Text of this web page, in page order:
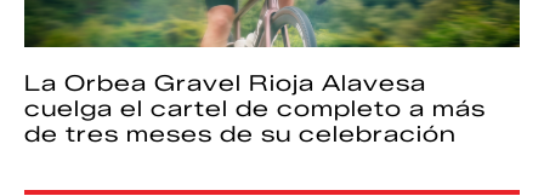
La Orbea Gravel Rioja Alavesa
cuelga el cartel de completo a más
de tres meses de su celebración